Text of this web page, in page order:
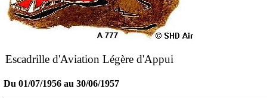
Escadrille d'Aviation Légère d'Appui
Du 01/07/1956 au 30/06/1957